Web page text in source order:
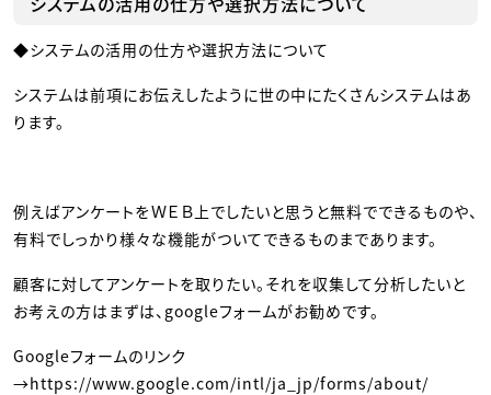
◆システムの活用の仕方や選択方法について
システムは前項にお伝えしたように世の中にたくさんシステムはあ
ります。
例えばアンケートをＷＥＢ上でしたいと思うと無料でできるものや、
有料でしっかり様々な機能がついてできるものまであります。
顧客に対してアンケートを取りたい。それを収集して分析したいと
お考えの方はまずは、googleフォームがお勧めです。
Googleフォームのリンク
→https://www.google.com/intl/ja_jp/forms/about/